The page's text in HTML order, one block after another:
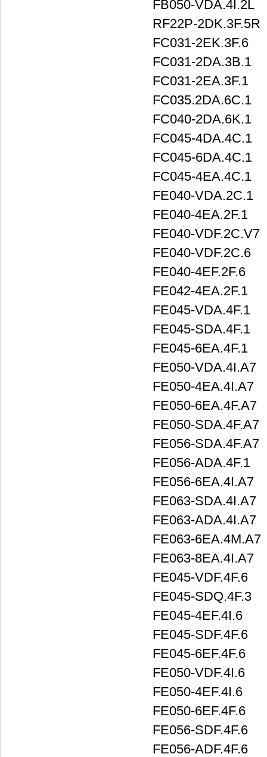
FB050-VDA.4I.2L
RF22P-2DK.3F.5R
FC031-2EK.3F.6
FC031-2DA.3B.1
FC031-2EA.3F.1
FC035.2DA.6C.1
FC040-2DA.6K.1
FC045-4DA.4C.1
FC045-6DA.4C.1
FC045-4EA.4C.1
FE040-VDA.2C.1
FE040-4EA.2F.1
FE040-VDF.2C.V7
FE040-VDF.2C.6
FE040-4EF.2F.6
FE042-4EA.2F.1
FE045-VDA.4F.1
FE045-SDA.4F.1
FE045-6EA.4F.1
FE050-VDA.4I.A7
FE050-4EA.4I.A7
FE050-6EA.4F.A7
FE050-SDA.4F.A7
FE056-SDA.4F.A7
FE056-ADA.4F.1
FE056-6EA.4I.A7
FE063-SDA.4I.A7
FE063-ADA.4I.A7
FE063-6EA.4M.A7
FE063-8EA.4I.A7
FE045-VDF.4F.6
FE045-SDQ.4F.3
FE045-4EF.4I.6
FE045-SDF.4F.6
FE045-6EF.4F.6
FE050-VDF.4I.6
FE050-4EF.4I.6
FE050-6EF.4F.6
FE056-SDF.4F.6
FE056-ADF.4F.6